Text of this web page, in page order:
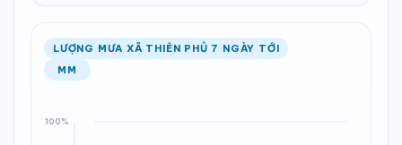
LƯỢNG MƯA XÃ THIÊN PHỦ 7 NGÀY TỚI
MM